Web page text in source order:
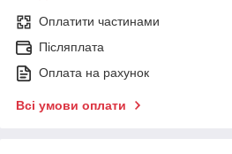
Оплатити частинами
Післяплата
Оплата на рахунок
Всі умови оплати